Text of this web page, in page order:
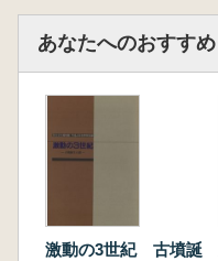
あなたへのおすすめ
激動の3世紀 古墳誕